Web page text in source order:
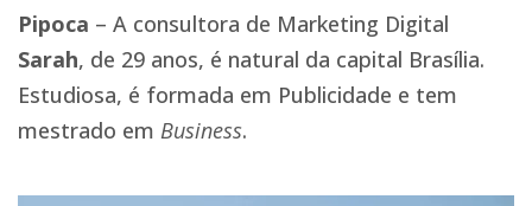
Pipoca – A consultora de Marketing Digital
Sarah, de 29 anos, é natural da capital Brasília.
Estudiosa, é formada em Publicidade e tem
mestrado em Business.